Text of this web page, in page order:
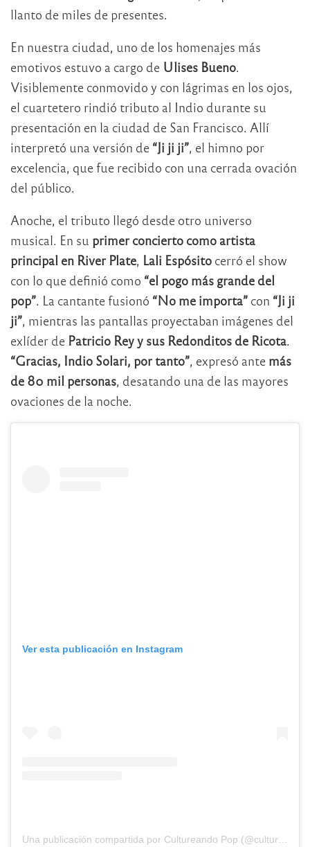
llanto de miles de presentes.
En nuestra ciudad, uno de los homenajes más
emotivos estuvo a cargo de Ulises Bueno.
Visiblemente conmovido y con lágrimas en los ojos,
el cuartetero rindió tributo al Indio durante su
presentación en la ciudad de San Francisco. Allí
interpretó una versión de “Ji ji ji”, el himno por
excelencia, que fue recibido con una cerrada ovación
del público.
Anoche, el tributo llegó desde otro universo
musical. En su primer concierto como artista
principal en River Plate, Lali Espósito cerró el show
con lo que definió como “el pogo más grande del
pop”. La cantante fusionó “No me importa” con “Ji ji
ji”, mientras las pantallas proyectaban imágenes del
exlíder de Patricio Rey y sus Redonditos de Ricota.
“Gracias, Indio Solari, por tanto”, expresó ante más
de 80 mil personas, desatando una de las mayores
ovaciones de la noche.
Ver esta publicación en Instagram
Una publicación compartida por Cultureando Pop (@cultureando.pop)